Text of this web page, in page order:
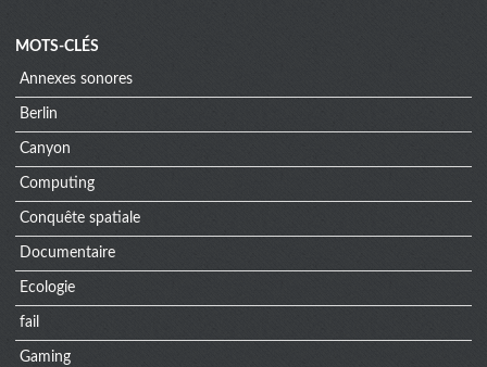
MOTS-CLÉS
Annexes sonores
Berlin
Canyon
Computing
Conquête spatiale
Documentaire
Ecologie
fail
Gaming